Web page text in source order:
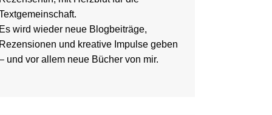
wird wieder neue Blogbeiträge,
und kreative Impulse geben
und vor allem neue Bücher von mir.